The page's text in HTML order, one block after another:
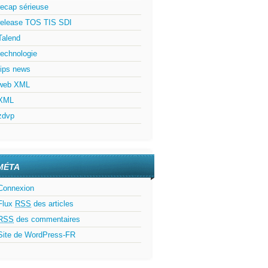
sérieuse
TOS TIS SDI
news
XML
RSS des articles
des commentaires
de WordPress-FR